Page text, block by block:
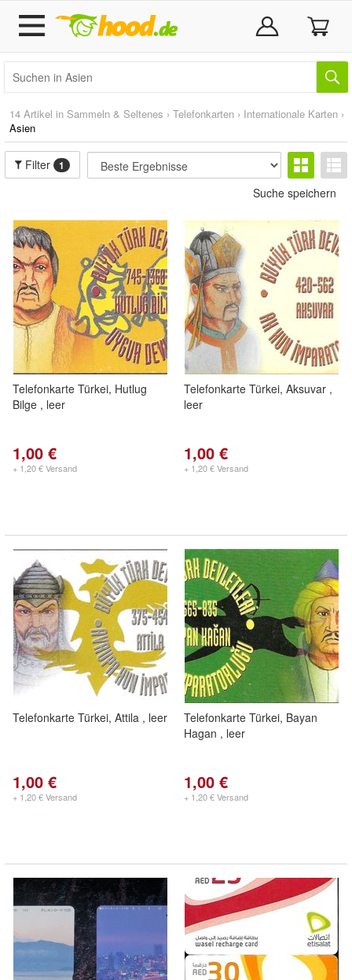
14 Artikel in Sammeln & Seltenes › Telefonkarten › Internationale Karten ›
Asien
Filter 1
Suche speichern
Telefonkarte Türkei, Hutlug
Bilge , leer
1,00 €
+ 1,20 € Versand
Telefonkarte Türkei, Aksuvar ,
leer
1,00 €
+ 1,20 € Versand
Telefonkarte Türkei, Attila , leer
1,00 €
+ 1,20 € Versand
Telefonkarte Türkei, Bayan
Hagan , leer
1,00 €
+ 1,20 € Versand